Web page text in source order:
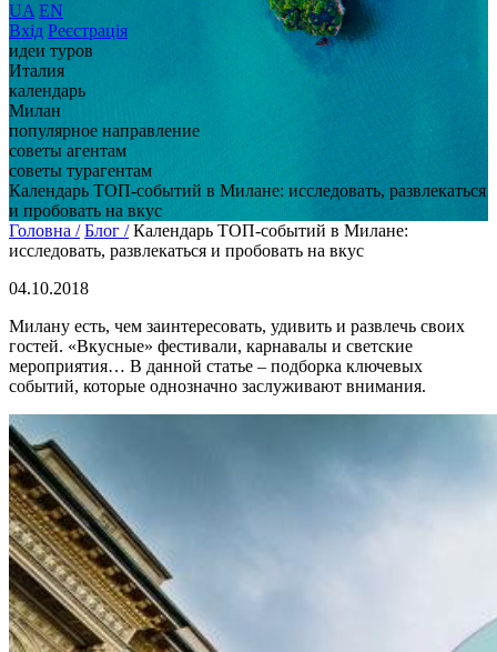
UA EN
Вхід Реєстрація
идеи туров
Италия
календарь
Милан
популярное направление
советы агентам
советы турагентам
Календарь ТОП-событий в Милане: исследовать, развлекаться
и пробовать на вкус
Головна / Блог / Календарь ТОП-событий в Милане:
исследовать, развлекаться и пробовать на вкус
04.10.2018
Милану есть, чем заинтересовать, удивить и развлечь своих
гостей. «Вкусные» фестивали, карнавалы и светские
мероприятия… В данной статье – подборка ключевых
событий, которые однозначно заслуживают внимания.